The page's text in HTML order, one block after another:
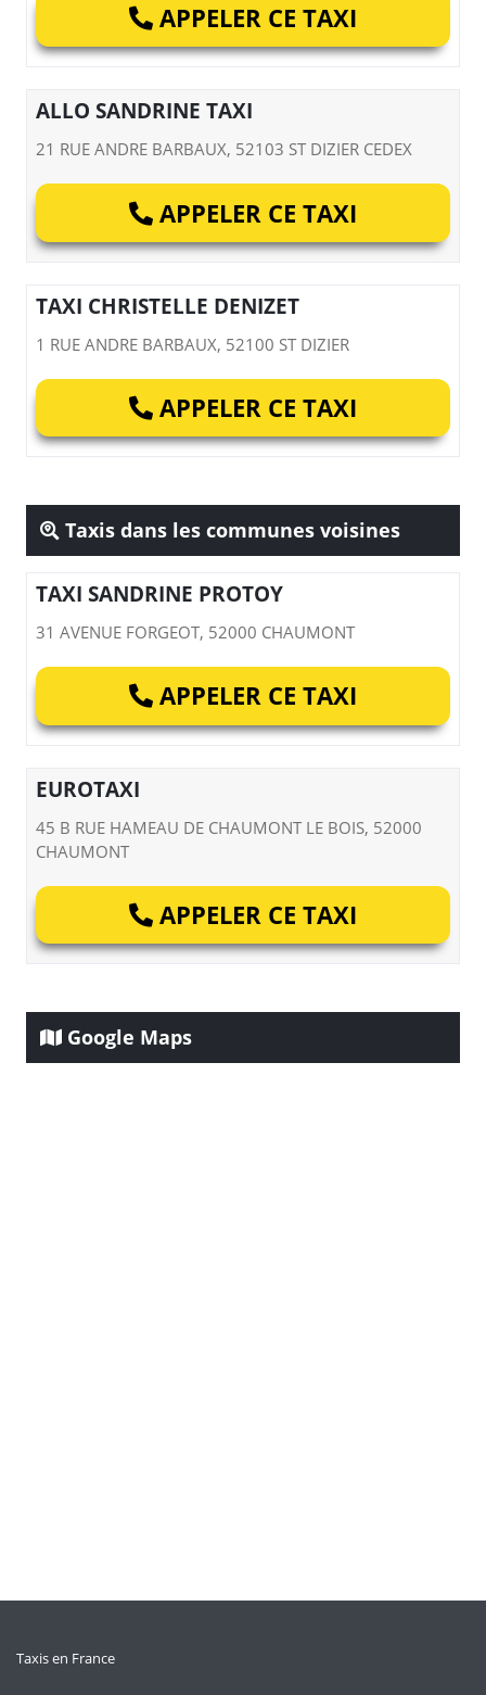
APPELER CE TAXI
ALLO SANDRINE TAXI
21 RUE ANDRE BARBAUX, 52103 ST DIZIER CEDEX
APPELER CE TAXI
TAXI CHRISTELLE DENIZET
1 RUE ANDRE BARBAUX, 52100 ST DIZIER
APPELER CE TAXI
Taxis dans les communes voisines
TAXI SANDRINE PROTOY
31 AVENUE FORGEOT, 52000 CHAUMONT
APPELER CE TAXI
EUROTAXI
45 B RUE HAMEAU DE CHAUMONT LE BOIS, 52000
CHAUMONT
APPELER CE TAXI
Google Maps
Taxis en France